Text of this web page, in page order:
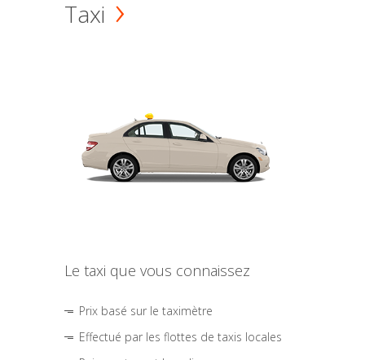
Taxi
Le taxi que vous connaissez
Prix basé sur le taximètre
Effectué par les flottes de taxis locales